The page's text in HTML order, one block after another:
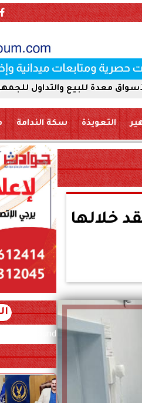
والتداول للجمهور بسوهاج
التعويذة سكة الندامة
خلالها
x0n not found